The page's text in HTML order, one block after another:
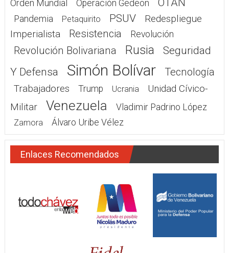
Orden Mundial
Operación Gedeon
Pandemia Petaquirito PSUV
Redespliegue
Imperialista
Resistencia Revolución
Revolución Bolivariana Rusia
Seguridad
Y Defensa
Simón Bolívar Tecnología
Trabajadores Trump Ucrania
Unidad Cívico-
Militar
Venezuela Vladimir Padrino López
Zamora Álvaro Uribe Vélez
Enlaces Recomendados